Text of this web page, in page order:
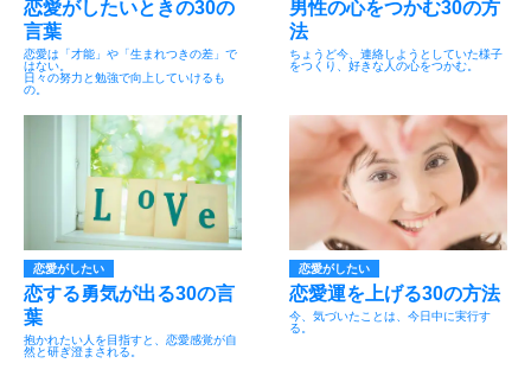
恋愛がしたいときの30の
言葉
恋愛は「才能」や「生まれつきの差」で
はない。
日々の努力と勉強で向上していけるも
の。
男性の心をつかむ30の方
法
ちょうど今、連絡しようとしていた様子
をつくり、好きな人の心をつかむ。
恋愛がしたい
恋する勇気が出る30の言
葉
抱かれたい人を目指すと、恋愛感覚が自
然と研ぎ澄まされる。
恋愛がしたい
恋愛運を上げる30の方法
今、気づいたことは、今日中に実行す
る。